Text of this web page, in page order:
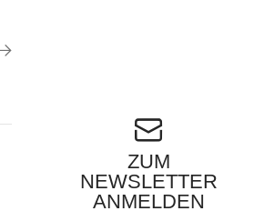
ZUM
NEWSLETTER
ANMELDEN